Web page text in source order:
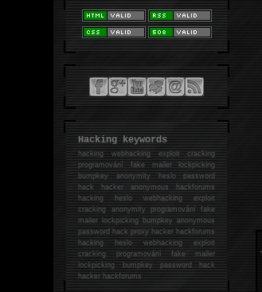
Hacking keywords
hackingwebhacking exploit cracking
programování fake mailer lockpicking
bumpkey anonymity heslo password
hackhacker anonymous hackforums
hackingheslo webhacking exploit
cracking anonymity programování fake
mailer lockpicking bumpkey anonymous
password hack proxy hacker hackforums
hacking heslo webhacking exploit
cracking programování fake mailer
lockpicking bumpkey password hack
hackerhackforums